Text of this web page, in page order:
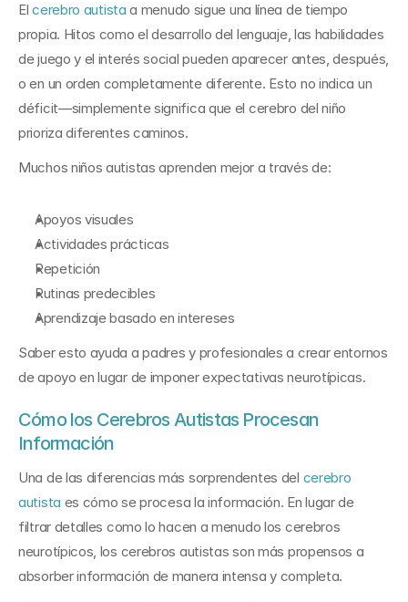
El cerebro autista a menudo sigue una línea de tiempo
propia. Hitos como el desarrollo del lenguaje, las habilidades
de juego y el interés social pueden aparecer antes, después,
o en un orden completamente diferente. Esto no indica un
déficit—simplemente significa que el cerebro del niño
prioriza diferentes caminos.
Muchos niños autistas aprenden mejor a través de:
Apoyos visuales
Actividades prácticas
Repetición
Rutinas predecibles
Aprendizaje basado en intereses
Saber esto ayuda a padres y profesionales a crear entornos
de apoyo en lugar de imponer expectativas neurotípicas.
Cómo los Cerebros Autistas Procesan
Información
Una de las diferencias más sorprendentes del cerebro
autista es cómo se procesa la información. En lugar de
filtrar detalles como lo hacen a menudo los cerebros
neurotípicos, los cerebros autistas son más propensos a
absorber información de manera intensa y completa.